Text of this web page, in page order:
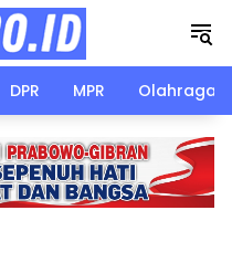
DPR MPR Olahraga